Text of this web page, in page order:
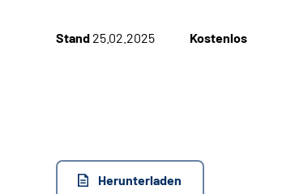
Stand 25.02.2025 Kostenlos
Herunterladen